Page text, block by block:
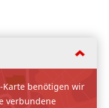
Karte benötigen wir
verbundene